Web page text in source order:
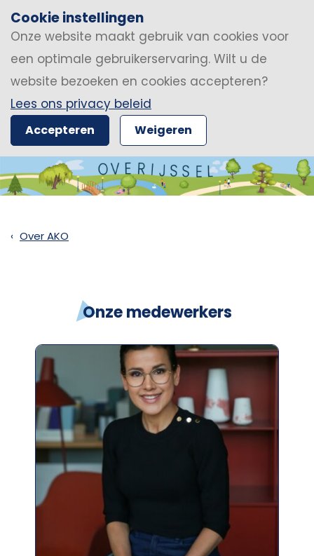
Cookie instellingen
Onze website maakt gebruik van cookies voor
een optimale gebruikerservaring. Wilt u de
website bezoeken en cookies accepteren?
Lees ons privacy beleid
Accepteren Weigeren
Over AKO
Onze medewerkers